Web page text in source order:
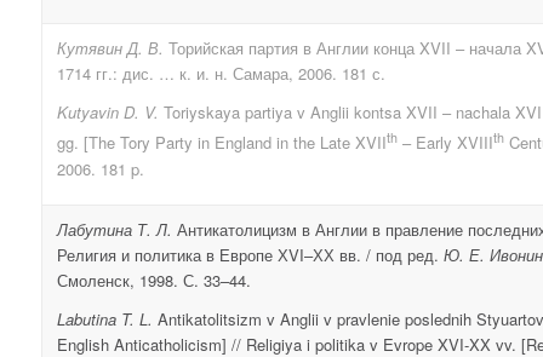
Кутявин Д. В. Торийская партия в Англии конца XVII – начала
1714 гг.: дис. … к. и. н. Самара, 2006. 181 с.
Kutyavin D. V. Toriyskaya partiya v Anglii kontsa XVII – nachala
gg. [The Tory Party in England in the Late XVIIth– Early XVIIIth
2006. 181 p.
Лабутина Т. Л. Антикатолицизм в Англии в правление
Религия и политика в Европе ХVI–ХХ вв. / под ред. Ю. Е.
Смоленск, 1998. С. 33–44.
Labutina T. L. Antikatolitsizm v Anglii v pravlenie poslednih
English Anticatholicism] // Religiya i politika v Evrope XVI-XX vv.